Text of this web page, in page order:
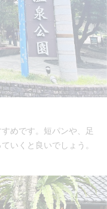
めです。短パンや、足
いくと良いでしょう。